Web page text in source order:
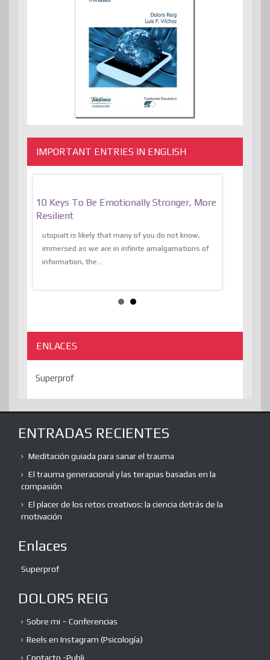
IMPORTANT ENTRIES IN ENGLISH
10 Keys To Be Emotionally Stronger, More
Resilient
utopiaIt is likely that many of you do not know,
immersed as we are in infinite amalgamations of
information, the...
ENLACES
Superprof
ENTRADAS RECIENTES
Meditación guiada para sanar el trauma
El trauma generacional y las terapias basadas en la
compasión
El placer de los retos creativos: la ciencia detrás de la
motivación
Enlaces
Superprof
DOLORS REIG
Sobre mi – Conferencias
Reels en Instagram (Psicología)
Contacto -Publi